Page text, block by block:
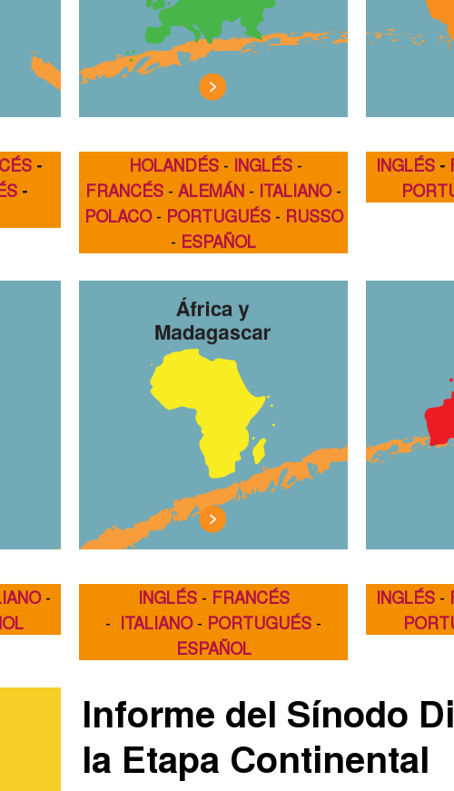
-
-
HOLANDÉS- INGLÉS-
FRANCÉS - ALEMÁN - ITALIANO-
POLACO - PORTUGUÉS - RUSSO
- ESPAÑOL
INGLÉS -
-
INGLÉS- FRANCÉS
- ITALIANO - PORTUGUÉS -
ESPAÑOL
INGLÉS -
Informe del Sínodo
la Etapa Continental